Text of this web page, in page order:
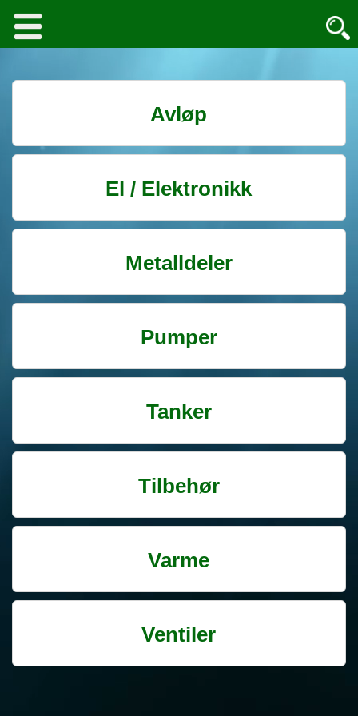
Avløp
El / Elektronikk
Metalldeler
Pumper
Tanker
Tilbehør
Varme
Ventiler